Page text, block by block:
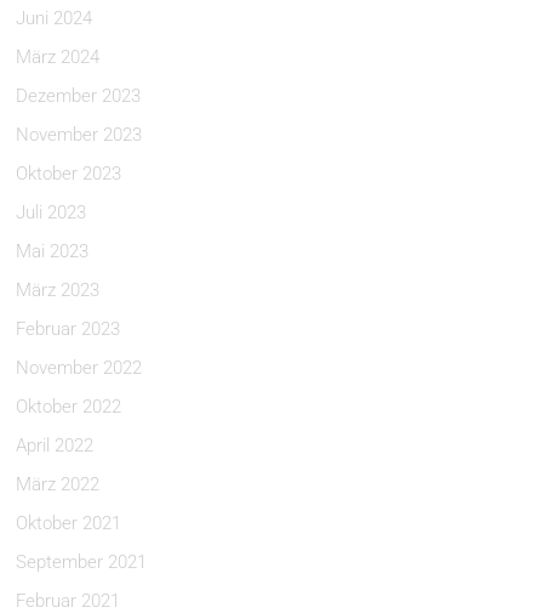
Juni 2024
März 2024
Dezember 2023
November 2023
Oktober 2023
Juli 2023
Mai 2023
März 2023
Februar 2023
November 2022
Oktober 2022
April 2022
März 2022
Oktober 2021
September 2021
Februar 2021